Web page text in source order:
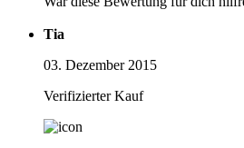
Tia
03. Dezember 2015
Verifizierter Kauf